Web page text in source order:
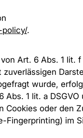
.
Art. 6 Abs. 1 lit. f
wurde,
1 lit. a DSGVO
Cookies oder den
Fingerprinting) im